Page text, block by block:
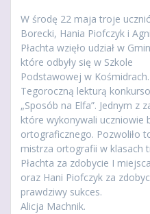
W środę 22 maja troje
Borecki, Hania Piofczyk i
Płachta wzięło udział w
które odbyły się w Szkole
Podstawowej w Kośmidrach.
Tegoroczną lekturą
„Sposób na Elfa”. Jednym z
które wykonywali uczniowie
ortograficznego. Pozwoliło
mistrza ortografii w klasach
Płachta za zdobycie I miejsca
oraz Hani Piofczyk za
prawdziwy sukces.
Alicja Machnik.